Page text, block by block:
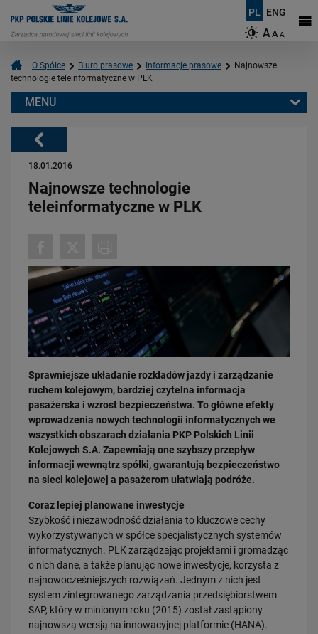
PL ENG
AAA
O Spółce Biuro prasowe Informacje prasowe
Najnowsze
technologie teleinformatyczne w PLK
Powrót
18.01.2016
Najnowsze technologie
teleinformatyczne w PLK
Sprawniejsze układanie rozkładów jazdy i zarządzanie
ruchem kolejowym, bardziej czytelna informacja
pasażerska i wzrost bezpieczeństwa. To główne efekty
wprowadzenia nowych technologii informatycznych we
wszystkich obszarach działania PKP Polskich Linii
Kolejowych S.A. Zapewniają one szybszy przepływ
informacji wewnątrz spółki, gwarantują bezpieczeństwo
na sieci kolejowej a pasażerom ułatwiają podróże.
Coraz lepiej planowane inwestycje
Szybkość i niezawodność działania to kluczowe cechy
wykorzystywanych w spółce specjalistycznych systemów
informatycznych. PLK zarządzając projektami i gromadząc
o nich dane, a także planując nowe inwestycje, korzysta z
najnowocześniejszych rozwiązań. Jednym z nich jest
system zintegrowanego zarządzania przedsiębiorstwem
SAP, który w minionym roku (2015) został zastąpiony
najnowszą wersją na innowacyjnej platformie (HANA).
MENU
Budujemy nowoczesną kolej na Kaszubach [FOTOGALERIA]
PRZECZYTAJ
03.08.2026
Dzięki KPO kolej zmieniła Limanową
PRZECZYTAJ
31.07.2026
Dobre zmiany dla mieszkańców Katowic. Gotowy jest ważny wiadukt